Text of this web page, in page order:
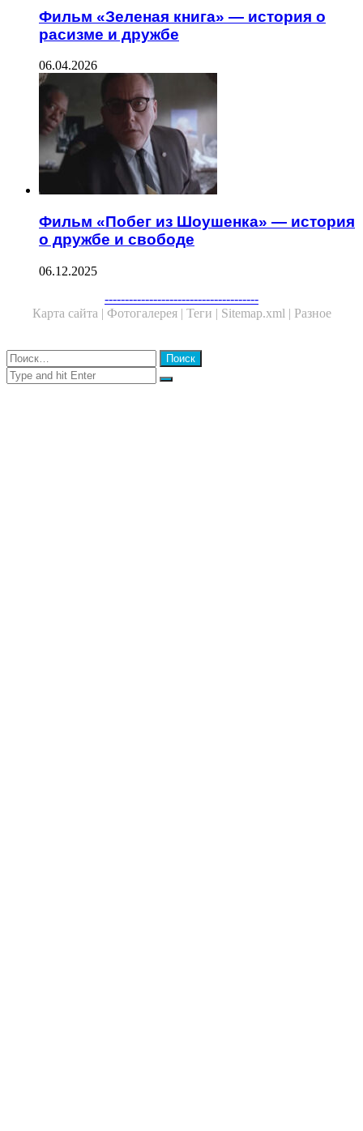
Фильм «Зеленая книга» — история о
расизме и дружбе
06.04.2026
Фильм «Побег из Шоушенка» — история
о дружбе и свободе
06.12.2025
--------------------------------------
Карта сайта | Фотогалерея | Теги | Sitemap.xml | Разное
Close
Найти:
Close
Search